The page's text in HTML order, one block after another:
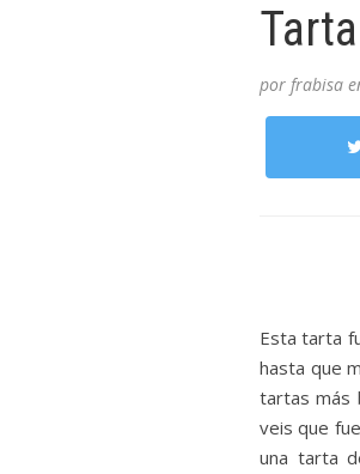
por frabisa
Esta tarta
hasta que
tartas más
veis que
una tarta